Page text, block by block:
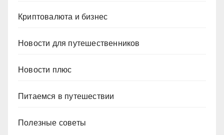
Криптовалюта и бизнес
Новости для путешественников
Новости плюс
Питаемся в путешествии
Полезные советы